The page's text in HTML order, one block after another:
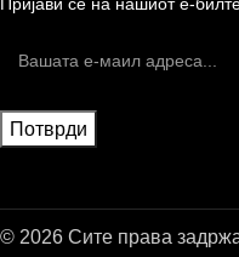
© 2026 Сите права